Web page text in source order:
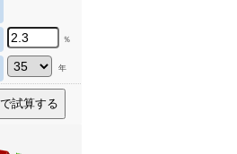
％
年